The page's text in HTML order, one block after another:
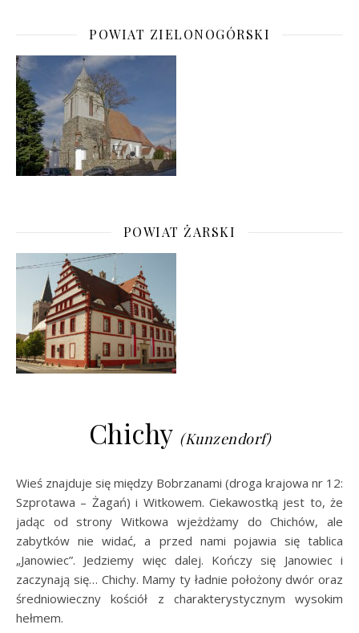
POWIAT ZIELONOGÓRSKI
POWIAT ŻARSKI
Chichy (Kunzendorf)
Wieś znajduje się między Bobrzanami (droga krajowa nr 12:
Szprotawa – Żagań) i Witkowem. Ciekawostką jest to, że
jadąc od strony Witkowa wjeżdżamy do Chichów, ale
zabytków nie widać, a przed nami pojawia się tablica
„Janowiec”. Jedziemy więc dalej. Kończy się Janowiec i
zaczynają się… Chichy. Mamy ty ładnie położony dwór oraz
średniowieczny kościół z charakterystycznym wysokim
hełmem.